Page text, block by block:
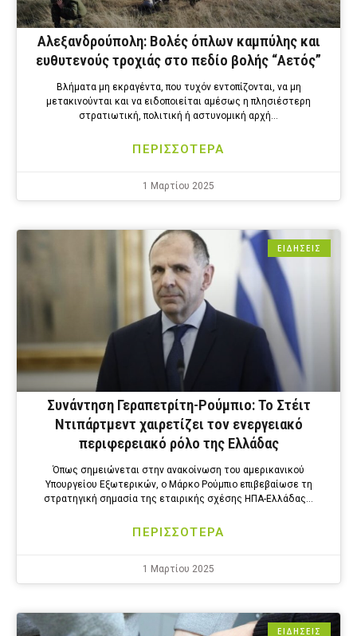
Αλεξανδρούπολη: Βολές όπλων καμπύλης και
ευθυτενούς τροχιάς στο πεδίο βολής “Αετός”
Βλήματα μη εκραγέντα, που τυχόν εντοπίζονται, να μη
μετακινούνται και να ειδοποιείται αμέσως η πλησιέστερη
στρατιωτική, πολιτική ή αστυνομική αρχή…
ΠΕΡΙΣΣΟΤΕΡΑ
1 Μαρτίου 2025
ΕΙΔΗΣΕΙΣ
Συνάντηση Γεραπετρίτη-Ρούμπιο: To Στέιτ
Ντιπάρτμεντ χαιρετίζει τον ενεργειακό
περιφερειακό ρόλο της Ελλάδας
Όπως σημειώνεται στην ανακοίνωση του αμερικανικού
Υπουργείου Εξωτερικών, ο Μάρκο Ρούμπιο επιβεβαίωσε τη
στρατηγική σημασία της εταιρικής σχέσης ΗΠΑ-Ελλάδας…
ΠΕΡΙΣΣΟΤΕΡΑ
1 Μαρτίου 2025
ΕΙΔΗΣΕΙΣ